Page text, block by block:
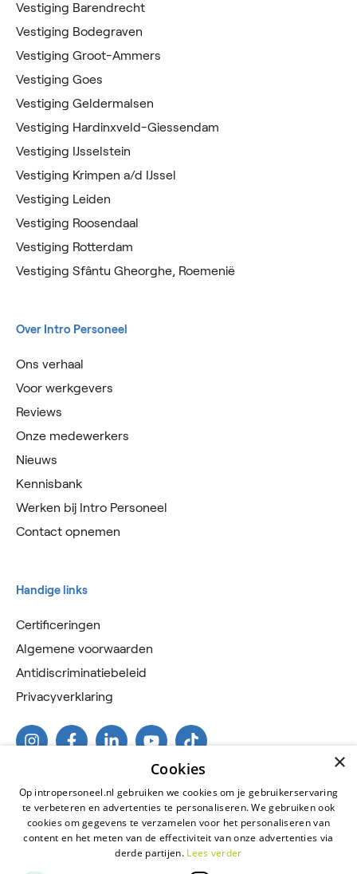
Vestiging Barendrecht
Vestiging Bodegraven
Vestiging Groot-Ammers
Vestiging Goes
Vestiging Geldermalsen
Vestiging Hardinxveld-Giessendam
Vestiging IJsselstein
Vestiging Krimpen a/d IJssel
Vestiging Leiden
Vestiging Roosendaal
Vestiging Rotterdam
Vestiging Sfântu Gheorghe, Roemenië
Over Intro Personeel
Ons verhaal
Voor werkgevers
Reviews
Onze medewerkers
Nieuws
Kennisbank
Werken bij Intro Personeel
Contact opnemen
Handige links
Certificeringen
Algemene voorwaarden
Antidiscriminatiebeleid
Privacyverklaring
2026 © Intro Personeel
×
Cookies
Op intropersoneel.nl gebruiken we cookies om je gebruikerservaring
te verbeteren en advertenties te personaliseren. We gebruiken ook
cookies om gegevens te verzamelen voor het personaliseren van
content en het meten van de effectiviteit van onze advertenties via
derde partijen. Lees verder